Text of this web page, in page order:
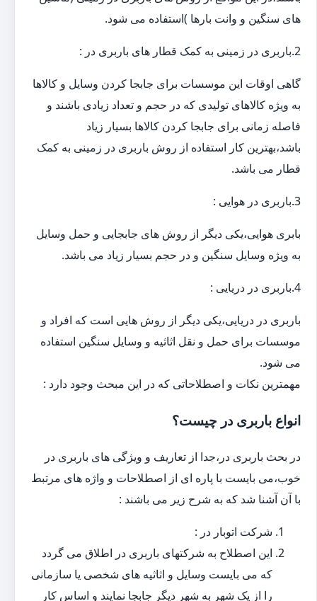
های سنگین و وانت بارها )استفاده می شود.
2.باربری در زمینی به کمک قطار های باربری در :
گاهی اوقات این موسسات برای جابجا کردن وسایل و کالاها
به ویژه کالاهای تولیدی که در حجم و تعداد زیادی باشند و
فاصله زمانی برای جابجا کردن کالاها بسیار زیاد
باشد،بهترین کار استفاده از روش باربری در زمینی به کمک
قطار می باشد.
3.باربری در هوایی :
بابری هوایی،یکی دیگر از روش های جابجایی و حمل وسایل
به ویژه وسایل سنگین و در حجم بسیار زیاد می باشد.
4.باربری در دریایی :
باربری در دریایی،یکی دیگر از روش هایی است که افراد و
موسسات برای حمل و نقل اثاثیه و وسایل سنگین استفاده
می شود.
مهمترین نکات و اصطلاحاتی که در این مبحث وجود دارد :
انواع باربری در چیست؟
در بحث باربری در،جدا از تعاریف و ویژگی های باربری در
خوب،می بایست با پاره ای از اصطلاحات و واژه های مرتبط
با آن آشنا شد که به شرح زیر می باشند :
شرکت اتوبار در :
این اصطلاح به شرکتهای باربری در اطلاق می گردد
که می بایست وسایل و اثاثیه های شخصی یا سازمانی
را از یک شهر به شهر دیگر جابجا نمایند و اساس کار